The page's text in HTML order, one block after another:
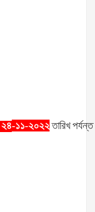
২৪-১১-২০২২ তারিখ পর্যন্ত